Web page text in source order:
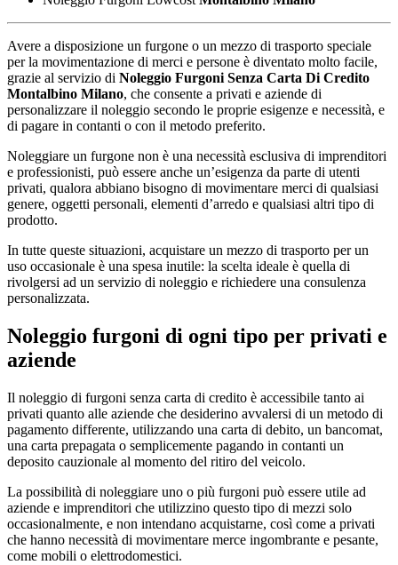
Avere a disposizione un furgone o un mezzo di trasporto speciale
per la movimentazione di merci e persone è diventato molto facile,
grazie al servizio di Noleggio Furgoni Senza Carta Di Credito
Montalbino Milano, che consente a privati e aziende di
personalizzare il noleggio secondo le proprie esigenze e necessità, e
di pagare in contanti o con il metodo preferito.
Noleggiare un furgone non è una necessità esclusiva di imprenditori
e professionisti, può essere anche un’esigenza da parte di utenti
privati, qualora abbiano bisogno di movimentare merci di qualsiasi
genere, oggetti personali, elementi d’arredo e qualsiasi altri tipo di
prodotto.
In tutte queste situazioni, acquistare un mezzo di trasporto per un
uso occasionale è una spesa inutile: la scelta ideale è quella di
rivolgersi ad un servizio di noleggio e richiedere una consulenza
personalizzata.
Noleggio furgoni di ogni tipo per privati e
aziende
Il noleggio di furgoni senza carta di credito è accessibile tanto ai
privati quanto alle aziende che desiderino avvalersi di un metodo di
pagamento differente, utilizzando una carta di debito, un bancomat,
una carta prepagata o semplicemente pagando in contanti un
deposito cauzionale al momento del ritiro del veicolo.
La possibilità di noleggiare uno o più furgoni può essere utile ad
aziende e imprenditori che utilizzino questo tipo di mezzi solo
occasionalmente, e non intendano acquistarne, così come a privati
che hanno necessità di movimentare merce ingombrante e pesante,
come mobili o elettrodomestici.